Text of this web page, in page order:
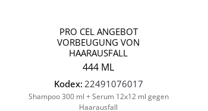
PRO CEL ANGEBOT
VORBEUGUNG VON
HAARAUSFALL
444 ML
Kodex: 22491076017
Shampoo 300 ml + Serum 12x12 ml gegen
Haarausfall